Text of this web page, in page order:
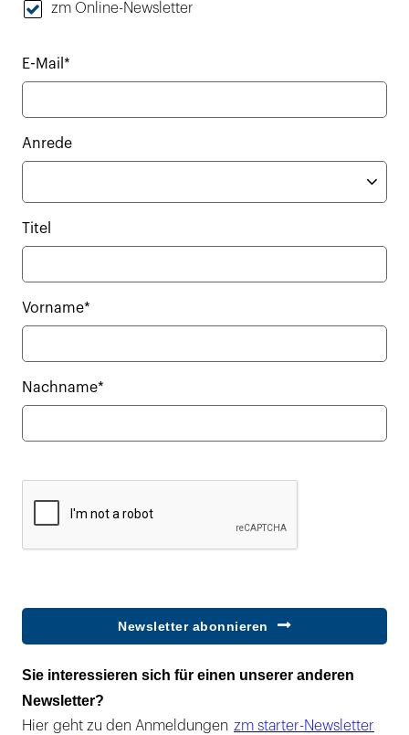
zm Online-Newsletter
E-Mail*
Anrede
Titel
Vorname*
Nachname*
Newsletter abonnieren
Sie interessieren sich für einen unserer anderen
Newsletter?
Hier geht zu den Anmeldungen zm starter-Newsletter